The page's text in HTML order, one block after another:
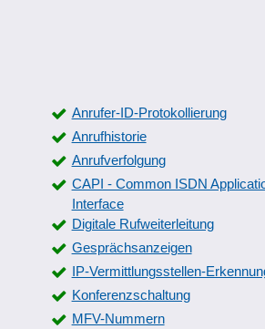
Anrufer-ID-Protokollierung
Anrufhistorie
Anrufverfolgung
CAPI - Common ISDN
Interface
Digitale Rufweiterleitung
Gesprächsanzeigen
IP-Vermittlungsstellen-
Konferenzschaltung
MFV-Nummern